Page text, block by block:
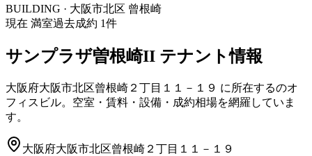
BUILDING · 大阪市北区 曾根崎
現在 満室過去成約 1件
サンプラザ曽根崎II テナント情報
大阪府大阪市北区曾根崎２丁目１１－１９ に所在するのオ
フィスビル。空室・賃料・設備・成約相場を網羅していま
す。
大阪府大阪市北区曾根崎２丁目１１－１９